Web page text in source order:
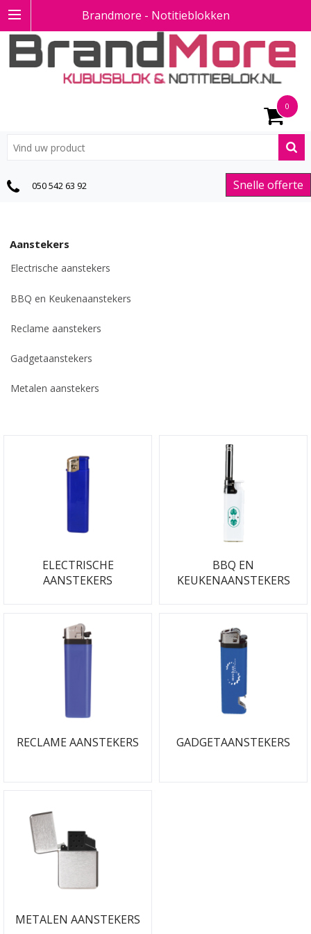
Brandmore - Notitieblokken
0
Snelle offerte
050 542 63 92
Aanstekers
Electrische aanstekers
BBQ en Keukenaanstekers
Reclame aanstekers
Gadgetaanstekers
Metalen aanstekers
ELECTRISCHE
AANSTEKERS
BBQ EN
KEUKENAANSTEKERS
RECLAME AANSTEKERS GADGETAANSTEKERS
METALEN AANSTEKERS